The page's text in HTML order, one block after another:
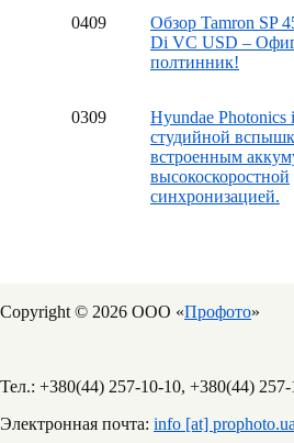
0409
Обзор Tamron SP
Di VC USD –
полтинник!
0309
Hyundae Photonics
студийной
встроенным
высокоскоростной
синхронизацией.
Copyright © 2026 ООО «Профото»
Тел.: +380(44) 257-10-10, +380(44) 257-
Электронная почта: info [at] prophoto.ua